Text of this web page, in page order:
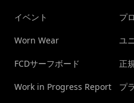
イベント
Worn Wear
FCDサーフボード
Work in Progress Report
プ
ユ
正
プ